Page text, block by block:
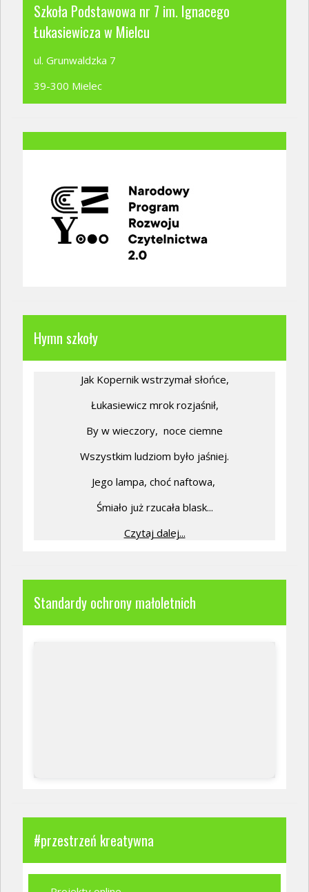
Szkoła Podstawowa nr 7 im. Ignacego
Łukasiewicza w Mielcu
ul. Grunwaldzka 7
39-300 Mielec
Hymn szkoły
Jak Kopernik wstrzymał słońce,
Łukasiewicz mrok rozjaśnił,
By w wieczory, noce ciemne
Wszystkim ludziom było jaśniej.
Jego lampa, choć naftowa,
Śmiało już rzucała blask...
Czytaj dalej...
Standardy ochrony małoletnich
#przestrzeń kreatywna